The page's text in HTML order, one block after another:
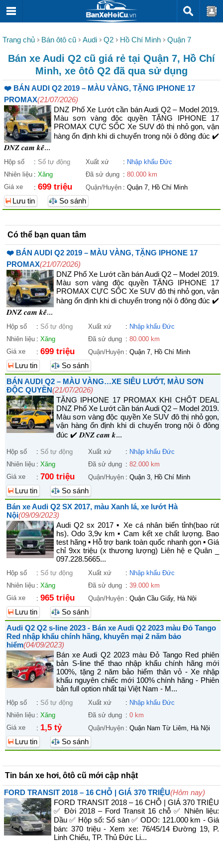
Trang chủ Bán ôtô cũ Audi Q2 Hồ Chí Minh Quận 7
Bán xe Audi Q2 cũ giá rẻ tại Quận 7, Hồ Chí
Minh, xe ôtô Q2 đã qua sử dụng
❤️ BÁN AUDI Q2 2019 – MÀU VÀNG, TẶNG IPHONE 17
PROMAX(21/07/2026)
DNZ Phố Xe Lướt cần bán Audi Q2 – Model 2019.
Màu sơn vàng độc quyền TẶNG IPHONE 17
PROMAX CỰC SỐC Xe SUV đô thị nhỏ gọn, vận
hàng ổn định khi di chuyển trong nội ô đông đúc ✔️
𝑫𝑵𝒁 𝒄𝒂𝒎 𝒌𝒆̂́...
Hộp số : Số tự động Xuất xứ : Nhập khẩu Đức
Nhiên liệu : Xăng Đã sử dụng : 80.000 km
Giá xe
: 699 triệu Quận/Huyện : Quận 7, Hồ Chí Minh
Lưu tin So sánh
Có thể bạn quan tâm
❤️ BÁN AUDI Q2 2019 – MÀU VÀNG, TẶNG IPHONE 17
PROMAX(21/07/2026)
DNZ Phố Xe Lướt cần bán Audi Q2 – Model 2019.
Màu sơn vàng độc quyền TẶNG IPHONE 17
PROMAX CỰC SỐC Xe SUV đô thị nhỏ gọn, vận
hàng ổn định khi di chuyển trong nội ô đông đúc ✔️
𝑫𝑵𝒁 𝒄𝒂𝒎 𝒌𝒆̂́...
Hộp số : Số tự động Xuất xứ : Nhập khẩu Đức
Nhiên liệu : Xăng Đã sử dụng : 80.000 km
Giá xe
: 699 triệu Quận/Huyện : Quận 7, Hồ Chí Minh
Lưu tin
So sánh
BÁN AUDI Q2 – MÀU VÀNG…XE SIÊU LƯỚT, MÀU SƠN
ĐỘC QUYỀN(21/07/2026)
TẶNG IPHONE 17 PROMAX KHI CHỐT DEAL
DNZ Phố Xe Lướt cần bán Audi Q2 – Model 2019.
Màu sơn vàng độc quyền Xe SUV đô thị nhỏ gọn,
vận hàng ổn định khi di chuyển trong nội ô đông
đúc ✔️ 𝑫𝑵𝒁 𝒄𝒂𝒎 𝒌...
Hộp số : Số tự động Xuất xứ : Nhập khẩu Đức
Nhiên liệu : Xăng Đã sử dụng : 82.000 km
Giá xe
: 700 triệu Quận/Huyện : Quận 3, Hồ Chí Minh
Lưu tin
So sánh
Bán xe Audi Q2 SX 2017, màu Xanh lá, xe lướt Hà
Nội(09/09/2023)
Audi Q2 sx 2017 ▪︎ Xe cá nhân biển tỉnh(bao rút
hs). Odo 3,9v km ▪︎ Cam kết xe chất lượng. Bao
test hãng ▪︎ Hỗ trợ bank toàn quốc nhanh gọn ▪︎ Giá
chỉ 9xx triệu (x thương lượng) Liên hệ e Quân _
097.228.5665...
Hộp số : Số tự động Xuất xứ : Nhập khẩu Đức
Nhiên liệu : Xăng Đã sử dụng : 39.000 km
Giá xe
: 965 triệu Quận/Huyện : Quận Cầu Giấy, Hà Nội
Lưu tin
So sánh
Audi Q2 Q2 s-line 2023 - Bán xe Audi Q2 2023 màu Đỏ Tango
Red nhập khẩu chính hãng, khuyến mại 2 năm bảo
hiểm(04/09/2023)
Bán xe Audi Q2 2023 màu Đỏ Tango Red phiên
bản S-line thể thao nhập khẩu chính hãng mới
100%, tặng 2 năm bảo hiểm thân vỏ - Xe nhập
khẩu nguyên chiếc mới 100% chính hãng - Phiên
bản full option nhất tại Việt Nam - M...
Hộp số : Số tự động Xuất xứ : Nhập khẩu Đức
Nhiên liệu : Xăng Đã sử dụng : 0 km
Giá xe
: 1,5 tỷ Quận/Huyện : Quận Nam Từ Liêm, Hà Nội
Lưu tin So sánh
Tin bán xe hơi, ôtô cũ mới cập nhật
FORD TRANSIT 2018 – 16 CHỖ | GIÁ 370 TRIỆU(Hôm nay)
FORD TRANSIT 2018 – 16 CHỖ | GIÁ 370 TRIỆU
✅ Đời 2018 – Ford Transit 16 chỗ ✅ Nhiên liệu:
Dầu ✅ Hộp số: Số sàn ✅ ODO: 121.000 km - Giá
bán: 370 triệu - Xem xe: 76/45/14 Đường 19, P.
Linh Chiểu, TP. Thủ Đức Li...